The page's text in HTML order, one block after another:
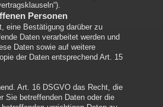
Personen
eine Bestätigung darüber zu
Daten verarbeitet werden und
Daten sowie auf weitere
der Daten entsprechend Art. 15
Art. 16 DSGVO das Recht, die
Sie betreffenden Daten oder die